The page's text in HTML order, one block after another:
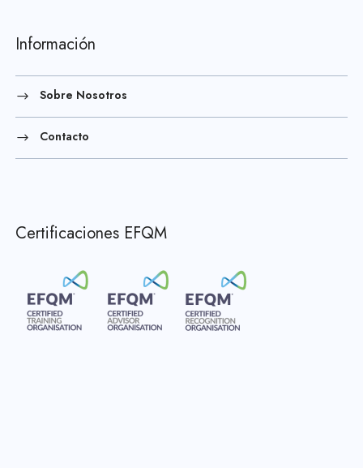
Información
Sobre Nosotros
Contacto
Certificaciones EFQM